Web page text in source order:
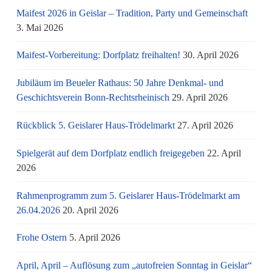
Maifest 2026 in Geislar – Tradition, Party und Gemeinschaft
3. Mai 2026
Maifest-Vorbereitung: Dorfplatz freihalten! 30. April 2026
Jubiläum im Beueler Rathaus: 50 Jahre Denkmal- und
Geschichtsverein Bonn-Rechtsrheinisch 29. April 2026
Rückblick 5. Geislarer Haus-Trödelmarkt 27. April 2026
Spielgerät auf dem Dorfplatz endlich freigegeben 22. April
2026
Rahmenprogramm zum 5. Geislarer Haus-Trödelmarkt am
26.04.2026 20. April 2026
Frohe Ostern 5. April 2026
April, April – Auflösung zum „autofreien Sonntag in Geislar“